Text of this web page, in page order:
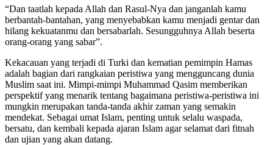
“Dan taatlah kepada Allah dan Rasul-Nya dan janganlah kamu
berbantah-bantahan, yang menyebabkan kamu menjadi gentar dan
hilang kekuatanmu dan bersabarlah. Sesungguhnya Allah beserta
orang-orang yang sabar”.
Kekacauan yang terjadi di Turki dan kematian pemimpin Hamas
adalah bagian dari rangkaian peristiwa yang mengguncang dunia
Muslim saat ini. Mimpi-mimpi Muhammad Qasim memberikan
perspektif yang menarik tentang bagaimana peristiwa-peristiwa ini
mungkin merupakan tanda-tanda akhir zaman yang semakin
mendekat. Sebagai umat Islam, penting untuk selalu waspada,
bersatu, dan kembali kepada ajaran Islam agar selamat dari fitnah
dan ujian yang akan datang.